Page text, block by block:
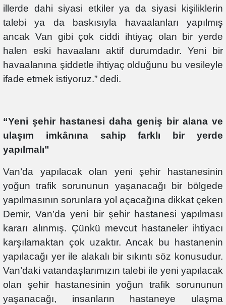
illerde dahi siyasi etkiler ya da siyasi kişiliklerin
talebi ya da baskısıyla havaalanları yapılmış
ancak Van gibi çok ciddi ihtiyaç olan bir yerde
halen eski havaalanı aktif durumdadır. Yeni bir
havaalanına şiddetle ihtiyaç olduğunu bu vesileyle
ifade etmek istiyoruz.” dedi.
“Yeni şehir hastanesi daha geniş bir alana ve
ulaşım imkânına sahip farklı bir yerde
yapılmalı”
Van’da yapılacak olan yeni şehir hastanesinin
yoğun trafik sorununun yaşanacağı bir bölgede
yapılmasının sorunlara yol açacağına dikkat çeken
Demir, Van’da yeni bir şehir hastanesi yapılması
kararı alınmış. Çünkü mevcut hastaneler ihtiyacı
karşılamaktan çok uzaktır. Ancak bu hastanenin
yapılacağı yer ile alakalı bir sıkıntı söz konusudur.
Van’daki vatandaşlarımızın talebi ile yeni yapılacak
olan şehir hastanesinin yoğun trafik sorununun
yaşanacağı, insanların hastaneye ulaşma